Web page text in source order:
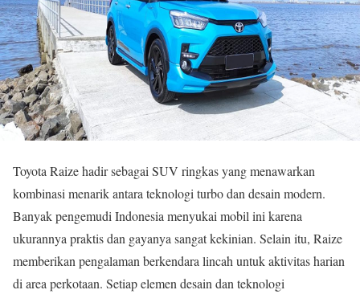
Toyota Raize hadir sebagai SUV ringkas yang menawarkan
kombinasi menarik antara teknologi turbo dan desain modern.
Banyak pengemudi Indonesia menyukai mobil ini karena
ukurannya praktis dan gayanya sangat kekinian. Selain itu, Raize
memberikan pengalaman berkendara lincah untuk aktivitas harian
di area perkotaan. Setiap elemen desain dan teknologi